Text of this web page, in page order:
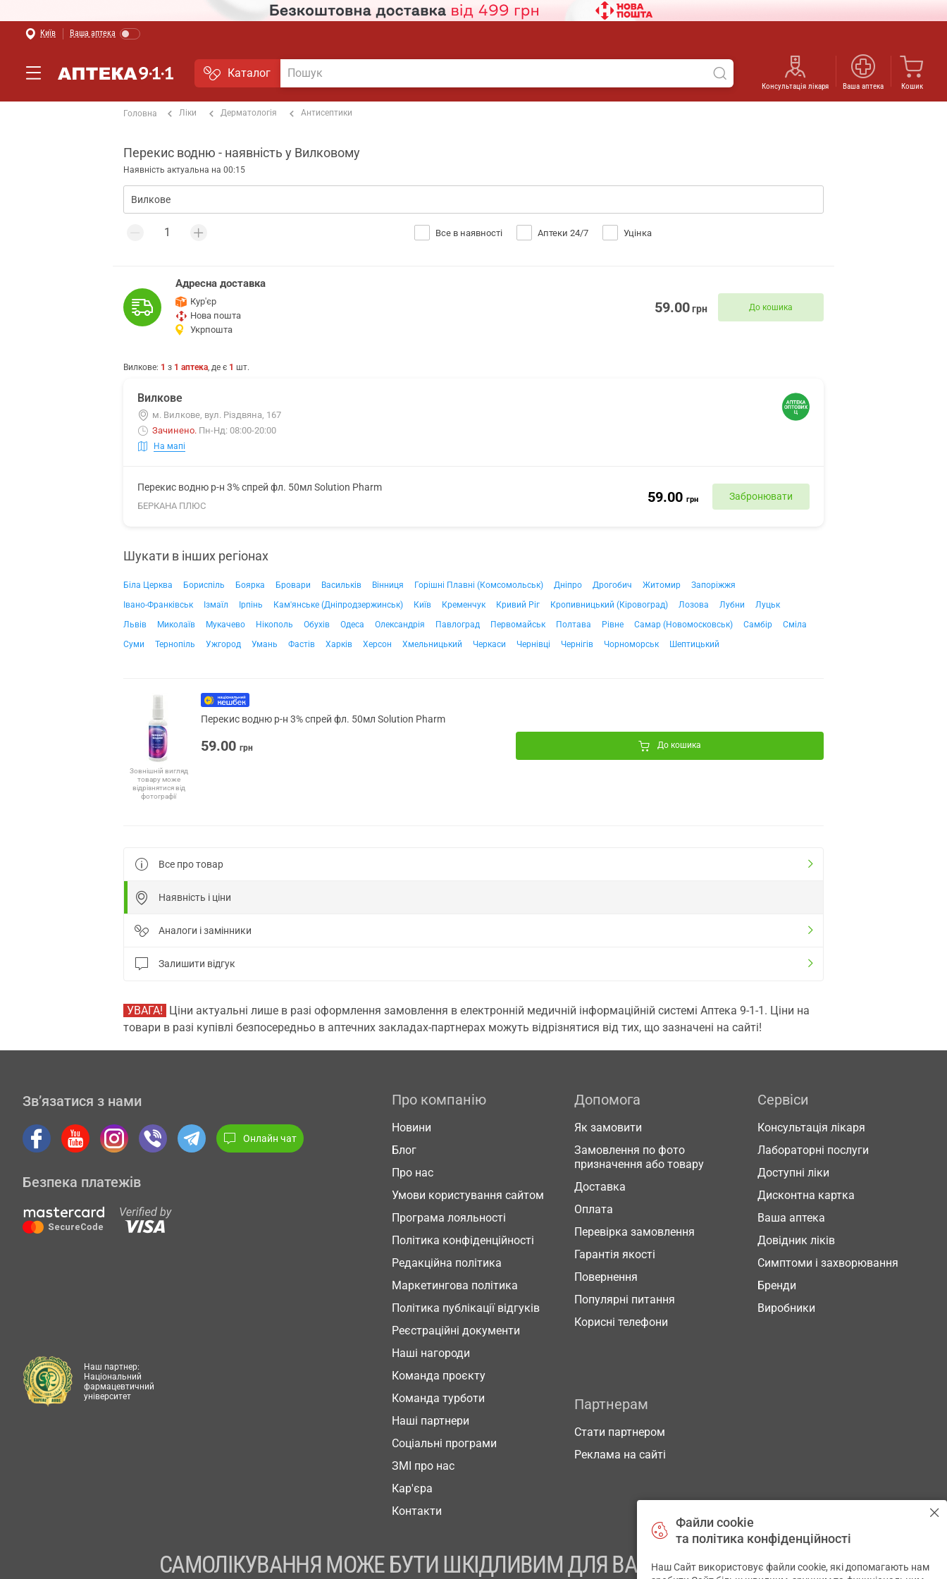
Київ Ваша аптека
Каталог
Консультація лікаря Ваша аптека Кошик
Головна Ліки Дерматологія Антисептики
Перекис водню - наявність у Вилковому
Наявність актуальна на 00:15
Все в наявності Аптеки 24/7 Уцінка
Адресна доставка
Кур'єр
Нова пошта
Укрпошта
59.00грн До кошика
Вилкове: 1 з 1 аптека, де є 1 шт.
Вилкове
м. Вилкове, вул. Різдвяна, 167
Зачинено. Пн-Нд: 08:00-20:00
На мапі
Перекис водню р-н 3% спрей фл. 50мл Solution Pharm
БЕРКАНА ПЛЮС
59.00 грн Забронювати
Шукати в інших регіонах
Біла Церква Бориспіль Боярка Бровари Васильків Вінниця Горішні Плавні (Комсомольськ) Дніпро Дрогобич Житомир
Запоріжжя
Івано-Франківськ
Ізмаїл Ірпінь Кам'янське (Дніпродзержинськ) Київ Кременчук Кривий Ріг Кропивницький (Кіровоград) Лозова Лубни
Луцьк
Львів
Миколаїв Мукачево Нікополь Обухів Одеса Олександрія Павлоград Первомайськ Полтава Рівне Самар (Новомосковськ) Самбір
Сміла
Суми
Тернопіль Ужгород Умань Фастів Харків Херсон Хмельницький Черкаси Чернівці Чернігів Чорноморськ Шептицький
Зовнішній вигляд
товару може
відрізнятися від
фотографії
Перекис водню р-н 3% спрей фл. 50мл Solution Pharm
59.00 грн До кошика
Все про товар
Наявність і ціни
Аналоги і замінники
Залишити відгук
УВАГА! Ціни актуальні лише в разі оформлення замовлення в електронній медичній інформаційній системі Аптека 9-1-1. Ціни на
товари в разі купівлі безпосередньо в аптечних закладах-партнерах можуть відрізнятися від тих, що зазначені на сайті!
Зв’язатися з нами
Онлайн чат
Безпека платежів
Про компанію
Новини
Блог
Про нас
Умови користування сайтом
Програма лояльності
Політика конфіденційності
Редакційна політика
Маркетингова політика
Політика публікації відгуків
Реєстраційні документи
Наші нагороди
Команда проєкту
Команда турботи
Наші партнери
Соціальні програми
ЗМІ про нас
Кар'єра
Контакти
Допомога
Як замовити
Замовлення по фото
призначення або товару
Доставка
Оплата
Перевірка замовлення
Гарантія якості
Повернення
Популярні питання
Корисні телефони
Сервіси
Консультація лікаря
Лабораторні послуги
Доступні ліки
Дисконтна картка
Ваша аптека
Довідник ліків
Симптоми і захворювання
Бренди
Виробники
Партнерам
Стати партнером
Реклама на сайті
Наш партнер:
Національний
фармацевтичний
університет
САМОЛІКУВАННЯ МОЖЕ БУТИ ШКІДЛИВИМ ДЛЯ ВАШОГО ЗДОРОВ’Я
Файли cookie
та політика конфіденційності
Наш Сайт використовує файли cookie, які допомагають нам